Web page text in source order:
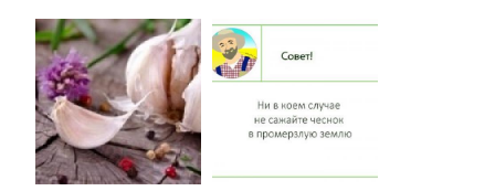
времени на спорт